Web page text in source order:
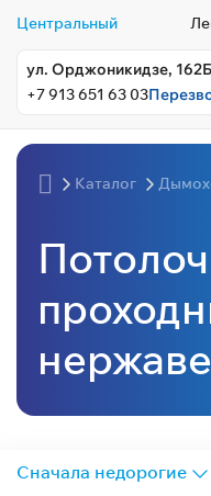
Центральный
ул. Орджоникидзе,
+7 913 651 63 03
Каталог